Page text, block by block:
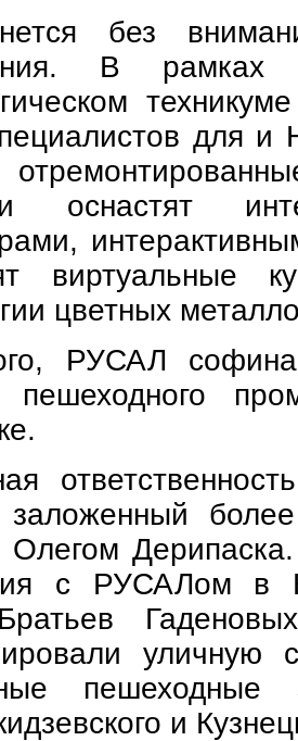
без
В рамках
для и
оснастят
виртуальные
цветных
РУСАЛ
пешеходного
Олегом
с РУСАЛом в
пешеходные
и